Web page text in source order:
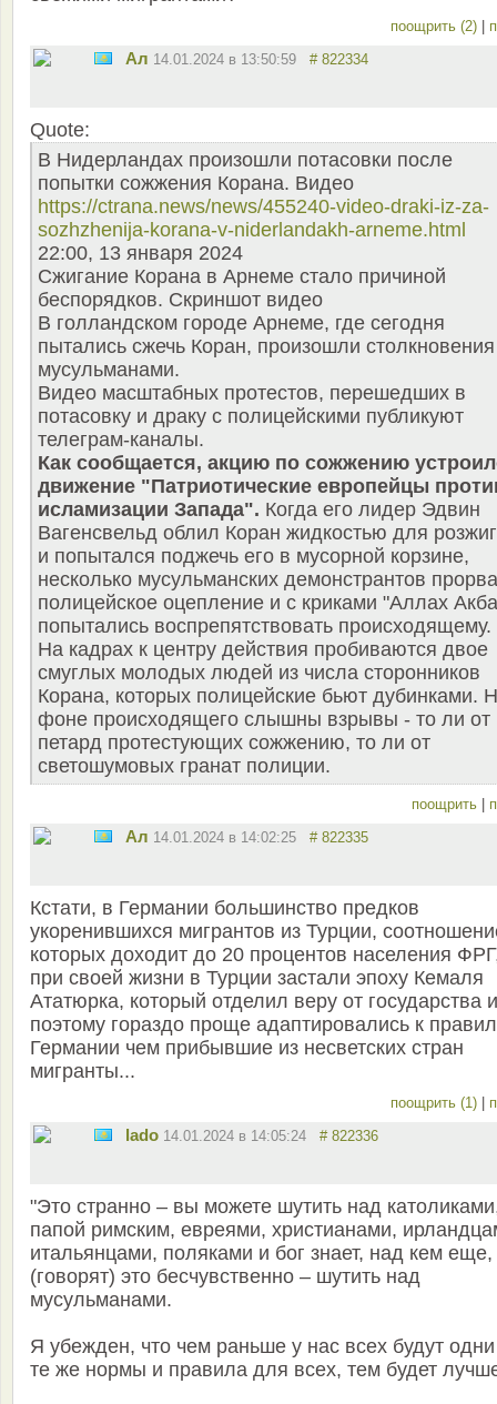
поощрить (2)
Ал 14.01.2024 в 13:50:59 # 822334
Quote:
В Нидерландах произошли потасовки после
попытки сожжения Корана. Видео
https://ctrana.news/news/455240-video-draki-iz-za-
sozhzhenija-korana-v-niderlandakh-arneme.html
22:00, 13 января 2024
Сжигание Корана в Арнеме стало причиной
беспорядков. Скриншот видео
В голландском городе Арнеме, где сегодня
пытались сжечь Коран, произошли
мусульманами.
Видео масштабных протестов, перешедших в
потасовку и драку с полицейскими публикуют
телеграм-каналы.
Как сообщается, акцию по сожжению
движение "Патриотические европейцы
исламизации Запада". Когда его лидер Эдвин
Вагенсвельд облил Коран жидкостью для
и попытался поджечь его в мусорной корзине,
несколько мусульманских демонстрантов
полицейское оцепление и с криками "Аллах
попытались воспрепятствовать происходящему.
На кадрах к центру действия пробиваются двое
смуглых молодых людей из числа сторонников
Корана, которых полицейские бьют дубинками.
фоне происходящего слышны взрывы - то ли от
петард протестующих сожжению, то ли от
светошумовых гранат полиции.
поощрить
Ал 14.01.2024 в 14:02:25 # 822335
Кстати, в Германии большинство предков
укоренившихся мигрантов из Турции,
которых доходит до 20 процентов населения
при своей жизни в Турции застали эпоху Кемаля
Ататюрка, который отделил веру от государства и
поэтому гораздо проще адаптировались к
Германии чем прибывшие из несветских стран
мигранты...
поощрить (1)
lado 14.01.2024 в 14:05:24 # 822336
"Это странно – вы можете шутить над
папой римским, евреями, христианами,
итальянцами, поляками и бог знает, над кем еще,
(говорят) это бесчувственно – шутить над
мусульманами.
Я убежден, что чем раньше у нас всех будут
те же нормы и правила для всех, тем будет